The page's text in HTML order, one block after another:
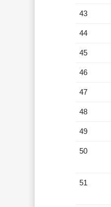
43
44
45
46
47
48
49
50
51